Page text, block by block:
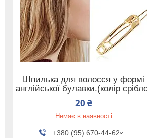
Шпилька для волосся у формі
англійської булавки.(колір
20 ₴
Немає в наявності
+380 (95) 670-44-62